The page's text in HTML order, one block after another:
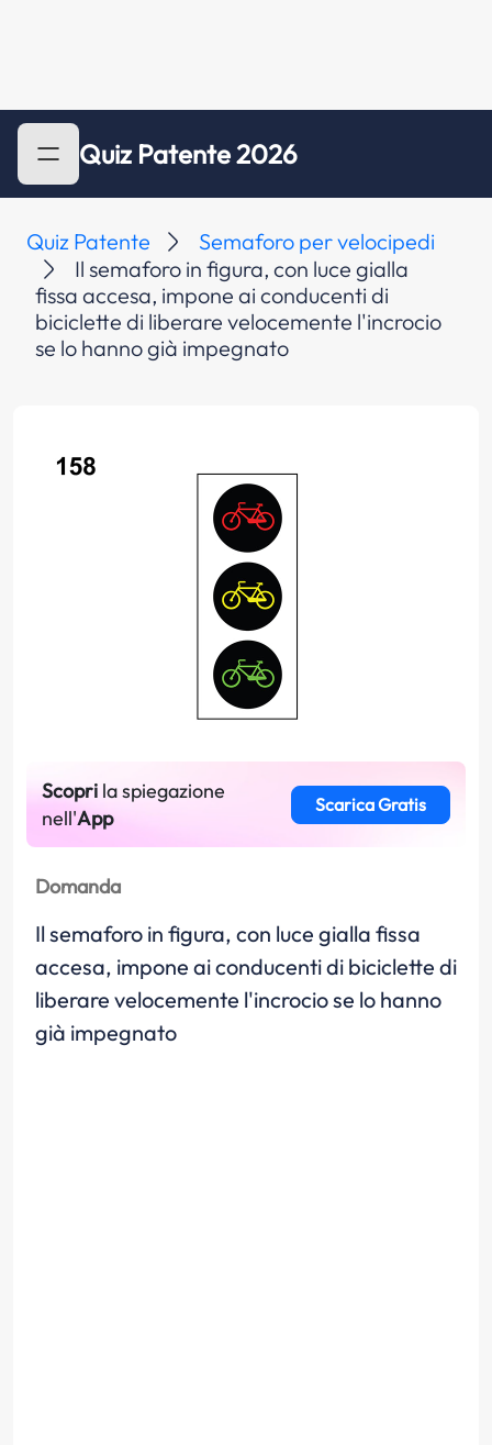
Quiz Patente 2026
Quiz Patente
Semaforo per velocipedi
Il semaforo in figura, con luce gialla
fissa accesa, impone ai conducenti di
biciclette di liberare velocemente l'incrocio
se lo hanno già impegnato
Scopri la spiegazione
nell'App
Scarica Gratis
Domanda
Il semaforo in figura, con luce gialla fissa
accesa, impone ai conducenti di biciclette di
liberare velocemente l'incrocio se lo hanno
già impegnato